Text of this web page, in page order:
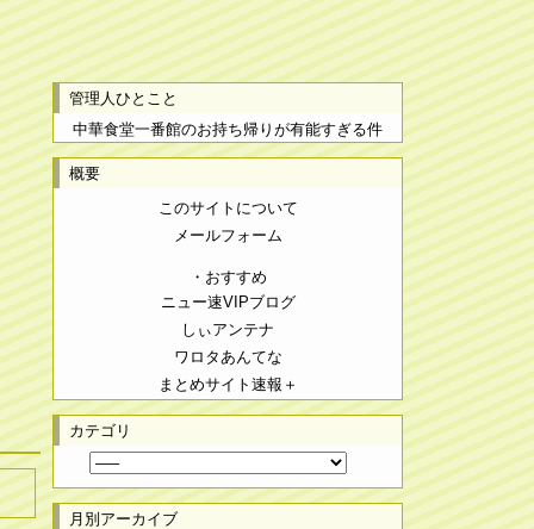
管理人ひとこと
中華食堂一番館のお持ち帰りが有能すぎる件
概要
このサイトについて
メールフォーム
・おすすめ
ニュー速VIPブログ
しぃアンテナ
ワロタあんてな
まとめサイト速報＋
カテゴリ
月別アーカイブ